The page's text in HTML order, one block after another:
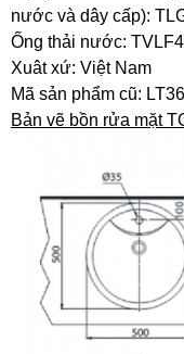
nước và dây cấp):
Ống thải nước:
Xuât xứ: Việt Nam
Mã sản phẩm cũ:
Bản vẽ bồn rửa mặt